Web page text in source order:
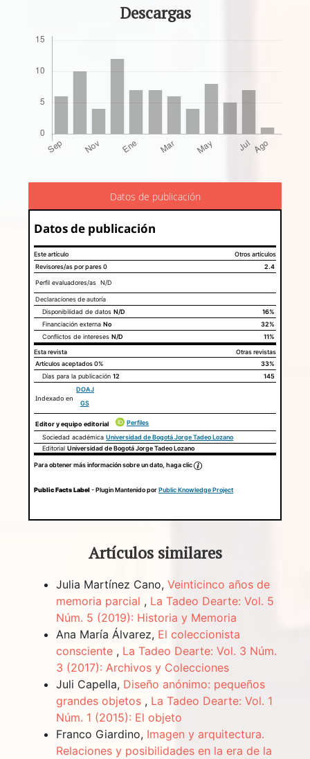
Descargas
Datos de publicación
Datos de publicación
Este artículo
Otros artículos
Revisores/as por pares0 2.4
Perfil evaluadores/as N/D
Declaraciones de autoría
Declaraciones de autoría
Disponibilidad de datosN/D
16%
Financiación externaNo
32%
Conflictos de interesesN/D
11%
Esta revista
Otras revistas
Artículos aceptados0%
33%
Días para la publicación12 145
Indexado en
DOAJ
GS
Editor y equipo editorial
Perfiles
Sociedad académicaUniversidad de Bogotá Jorge Tadeo Lozano
EditorialUniversidad de Bogotá Jorge Tadeo Lozano
Para obtener más información sobre un dato, haga clic
Public Facts Label- Plugin Mantenido porPublic Knowledge Project
Artículos similares
Julia Martínez Cano,Veinticinco años de
memoria parcial , La Tadeo Dearte: Vol. 5
Núm. 5 (2019): Historia y Memoria
Ana María Álvarez, El coleccionista
consciente , La Tadeo Dearte: Vol. 3 Núm.
3 (2017): Archivos y Colecciones
Juli Capella, Diseño anónimo: pequeños
grandes objetos , La Tadeo Dearte: Vol. 1
Núm. 1 (2015): El objeto
Franco Giardino, Imagen y arquitectura.
Relaciones y posibilidades en la era de la